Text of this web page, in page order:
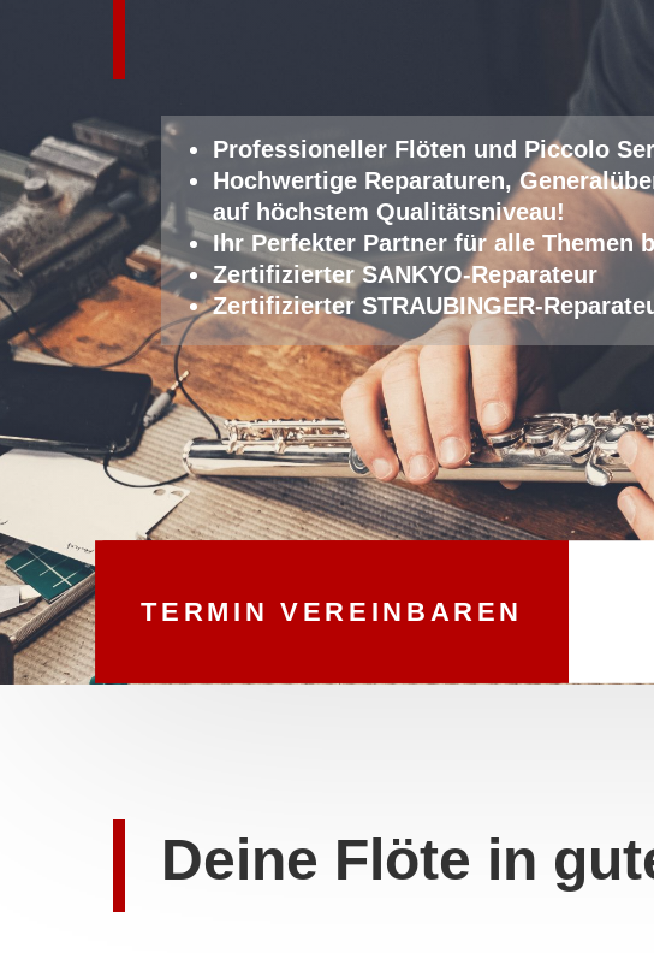
Professioneller Flöten und Piccolo
Hochwertige Reparaturen,
auf höchstem Qualitätsniveau!
Ihr Perfekter Partner für alle Themen
Zertifizierter SANKYO-Reparateur
Zertifizierter STRAUBINGER-
TERMIN VEREINBAREN
Deine Flöte in